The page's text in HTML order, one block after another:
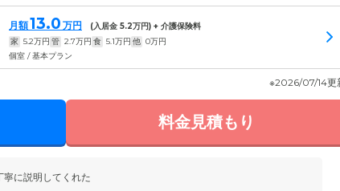
月額13.0 万円 (入居金 5.2万円) + 介護保険料
家 5.2万円 管 2.7万円 食 5.1万円 他 0万円
個室 / 基本プラン
※2026/07/14更
料金見積もり
寧に説明してくれた